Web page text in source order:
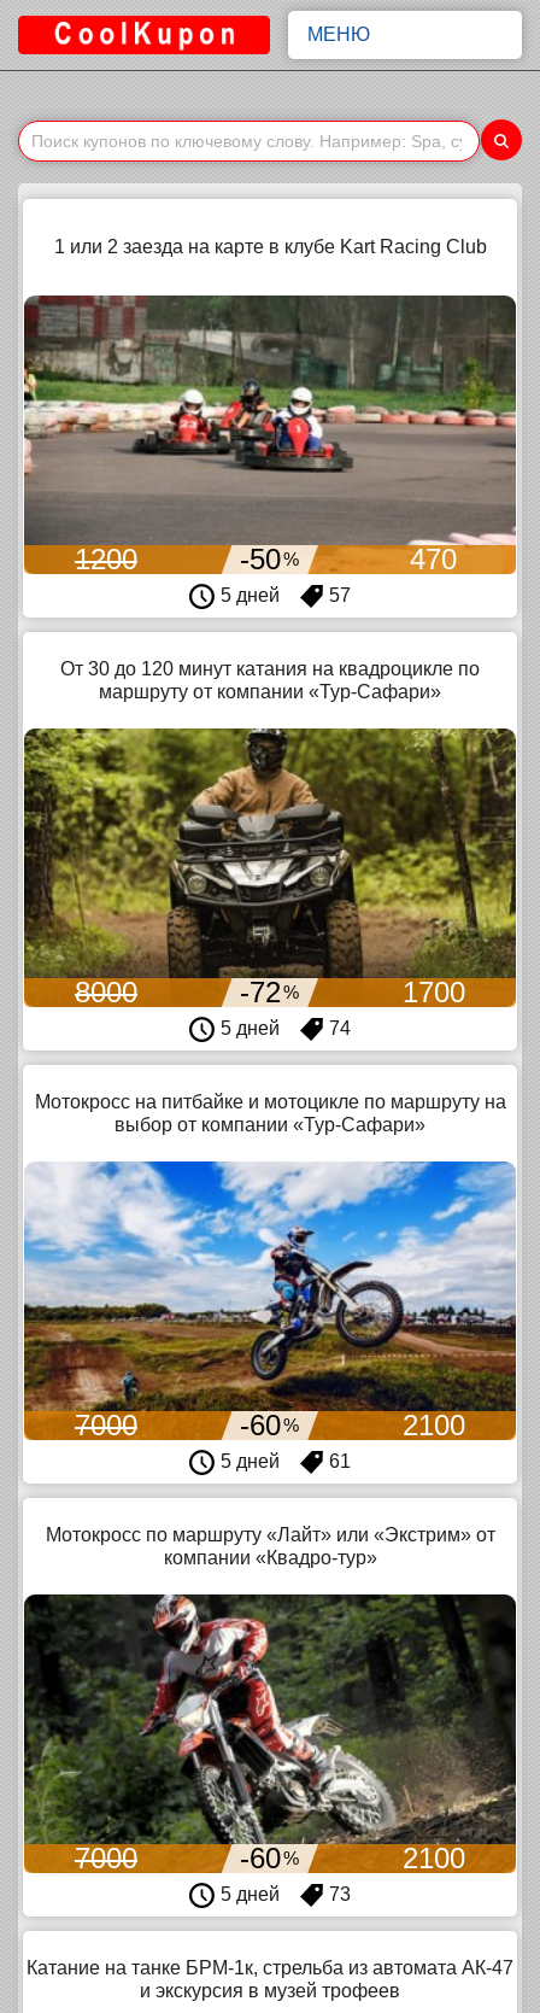
МЕНЮ
1 или 2 заезда на карте в клубе Kart Racing Club
1200 -50% 470
5 дней 57
От 30 до 120 минут катания на квадроцикле по
маршруту от компании «Тур-Сафари»
8000 -72% 1700
5 дней 74
Мотокросс на питбайке и мотоцикле по маршруту на
выбор от компании «Тур-Сафари»
7000 -60% 2100
5 дней 61
Мотокросс по маршруту «Лайт» или «Экстрим» от
компании «Квадро-тур»
7000 -60% 2100
5 дней 73
Катание на танке БРМ-1к, стрельба из автомата АК-47
и экскурсия в музей трофеев